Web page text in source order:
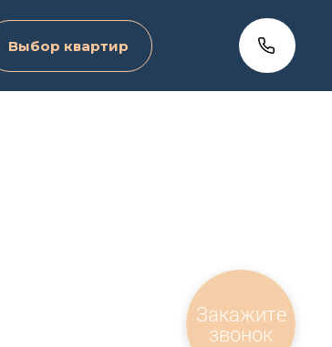
Выбор квартир
Закажите
звонок